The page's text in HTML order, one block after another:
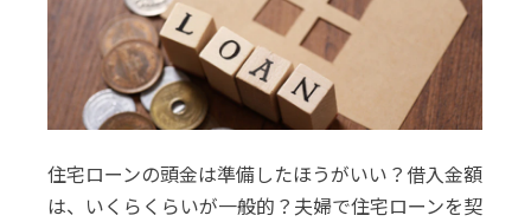
住宅ローンの頭金は準備したほうがいい？借入金額
は、いくらくらいが一般的？夫婦で住宅ローンを契